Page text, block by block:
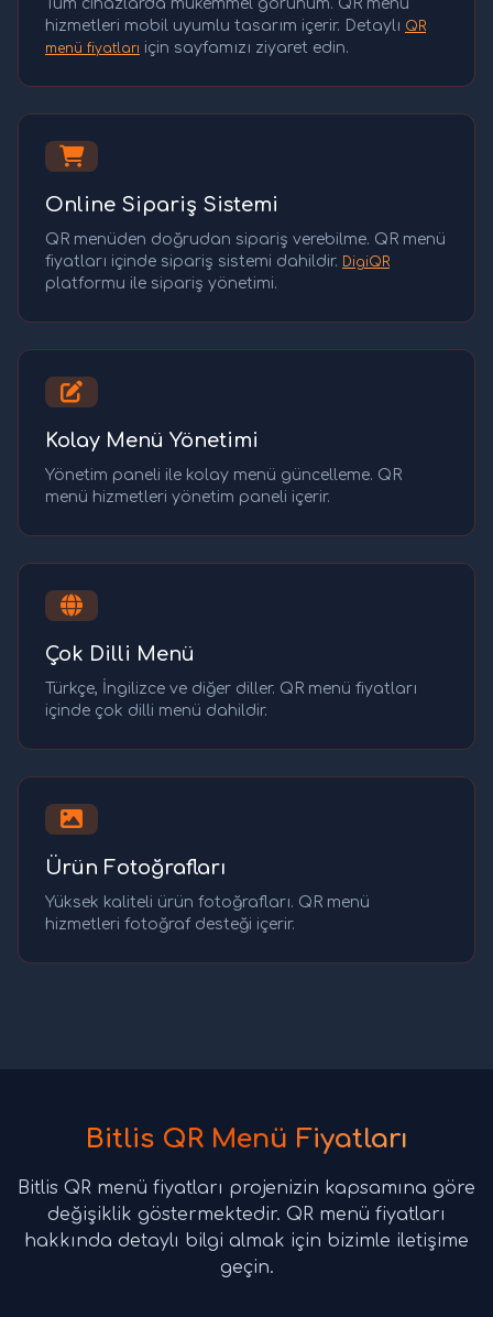
Tüm cihazlarda mükemmel görünüm. QR menü
hizmetleri mobil uyumlu tasarım içerir. Detaylı QR
menü fiyatları için sayfamızı ziyaret edin.
Online Sipariş Sistemi
QR menüden doğrudan sipariş verebilme. QR menü
fiyatları içinde sipariş sistemi dahildir. DigiQR
platformu ile sipariş yönetimi.
Kolay Menü Yönetimi
Yönetim paneli ile kolay menü güncelleme. QR
menü hizmetleri yönetim paneli içerir.
Çok Dilli Menü
Türkçe, İngilizce ve diğer diller. QR menü fiyatları
içinde çok dilli menü dahildir.
Ürün Fotoğrafları
Yüksek kaliteli ürün fotoğrafları. QR menü
hizmetleri fotoğraf desteği içerir.
Bitlis QR Menü Fiyatları
Bitlis QR menü fiyatları projenizin kapsamına göre
değişiklik göstermektedir. QR menü fiyatları
hakkında detaylı bilgi almak için bizimle iletişime
geçin.